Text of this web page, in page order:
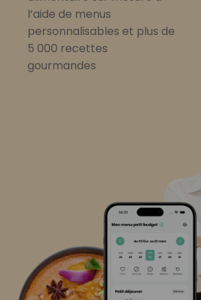
l’aide de menus
personnalisables et plus de
5 000 recettes
gourmandes